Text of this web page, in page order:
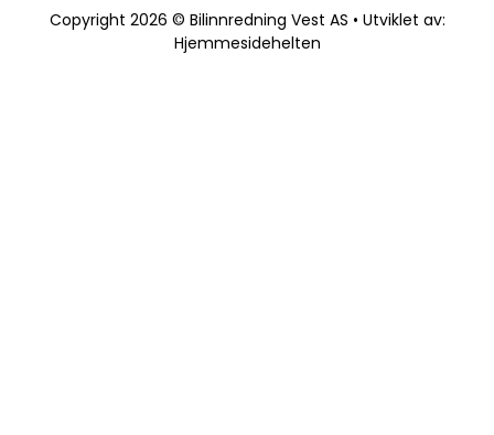
Copyright 2026 © Bilinnredning Vest AS • Utviklet av:
Hjemmesidehelten